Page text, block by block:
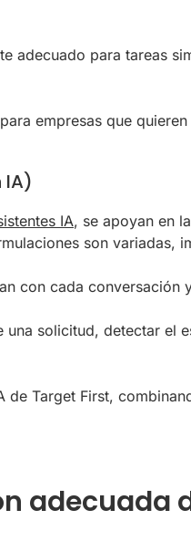
adecuado para tareas
empresas que
IA, se apoyan en
son variadas,
con cada
solicitud, detectar el
de Target First,
adecuada